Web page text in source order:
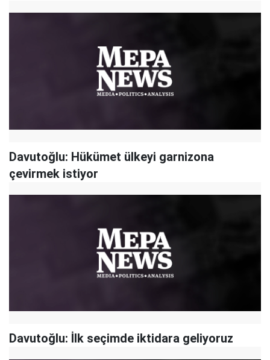
Davutoğlu: Hükümet ülkeyi garnizona
çevirmek istiyor
Davutoğlu: İlk seçimde iktidara geliyoruz